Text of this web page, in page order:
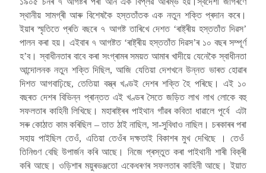
স্থানীয় সামগ্ৰী আৰু বিশেষকৈ হস্ততাঁতক এক নতুন শক্তি প্ৰদান কৰে।
ইয়াৰ স্মৃতিতে প্ৰতি বছৰে ৭ আগষ্ট তাৰিখে দেশত ‘ৰাষ্ট্ৰীয় হস্ততাঁত দিৱস’
পালন কৰা হয়। এইবাৰ ৭ আগষ্টত ‘ৰাষ্ট্ৰীয় হস্ততাঁত দিৱস’ৰ ১০ বছৰ সম্পূৰ্ণ
হ’ব। স্বাধীনতাৰ বাবে কৰা সংগ্ৰামৰ সময়ত আমাৰ খাদীয়ে যেনেকৈ স্বাধীনতা
আন্দোলনক নতুন শক্তি দিছিল, আজি যেতিয়া দেশখনে উন্নত ভাৰত হোৱাৰ
দিশত আগবাঢ়িছে, তেতিয়া বস্ত্ৰ খণ্ডই দেশৰ শক্তি হৈ পৰিছে। এই ১০
বছৰত দেশৰ বিভিন্ন প্ৰান্তত এই খণ্ডৰ সৈতে জড়িত লাখ লাখ লোকে বহু
সফলতাৰ কাহিনী লিখিছে। মহাৰাষ্ট্ৰৰ পাইথান গাঁৱৰ কবিতা ধাৱালে পূৰ্বে এটা
সৰু কোঠাত কাম কৰিছিল – তাত ঠাই নাছিল, সা-সুবিধাও নাছিল। চৰকাৰৰ পৰা
সহায় পাইছিল তেওঁ, এতিয়া তেওঁৰ দক্ষতাই বিকাশৰ মুখ দেখিছে । তেওঁ
তিনিগুণ বেছি উপাৰ্জন কৰি আছে। নিজে প্ৰস্তুত কৰা পাইথানী শাৰী বিক্ৰী
কৰি আছে। ওড়িশাৰ ময়ুৰভঞ্জতো একেধৰণৰ সফলতাৰ কাহিনী আছে। ইয়াত